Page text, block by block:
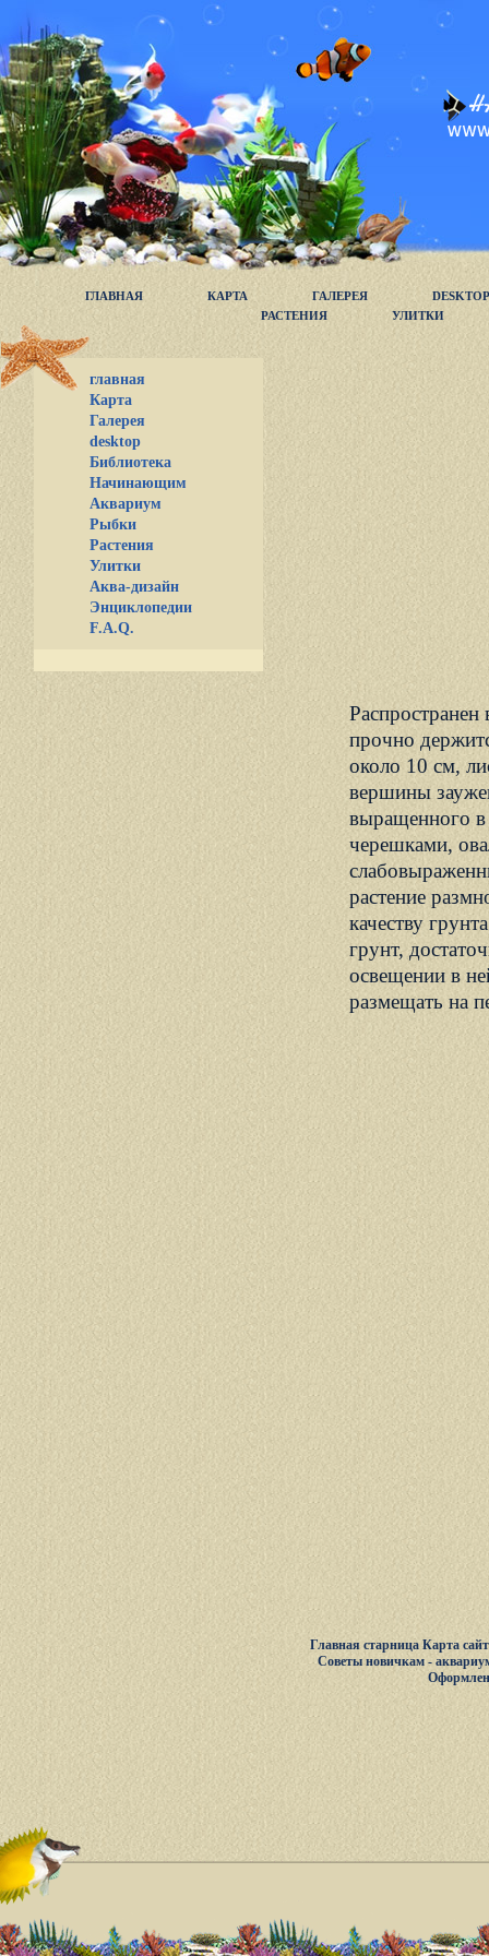
ГЛАВНАЯ КАРТА ГАЛЕРЕЯ
DESKTOP
РАСТЕНИЯ
УЛИТКИ
главная
Карта
Галерея
desktop
Библиотека
Начинающим
Аквариум
Рыбки
Растения
Улитки
Аква-дизайн
Энциклопедии
F.A.Q.
прочно
около 10 см,
вершины
выращенного в
черешками,
растение
качеству
грунт,
освещении в
размещать на
Главная старница Карта
Советы новичкам -